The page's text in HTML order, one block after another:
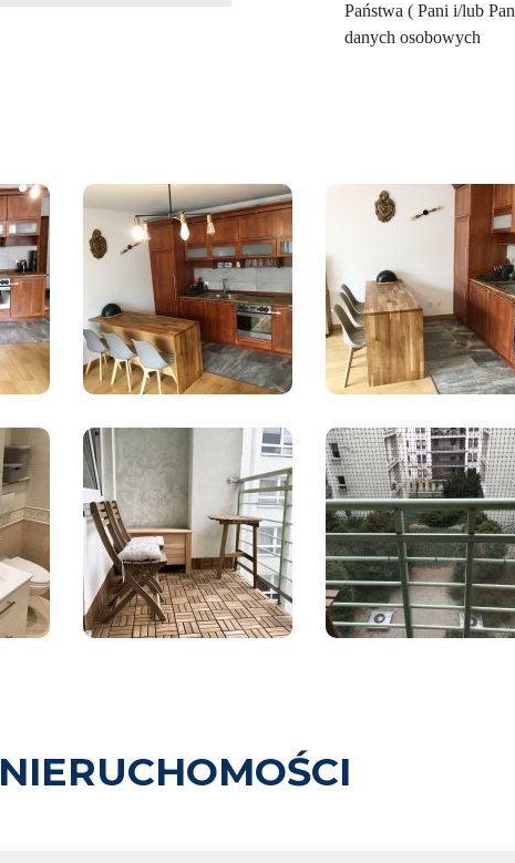
Państwa ( Pani i/lub
danych osobowych
NIERUCHOMOŚCI